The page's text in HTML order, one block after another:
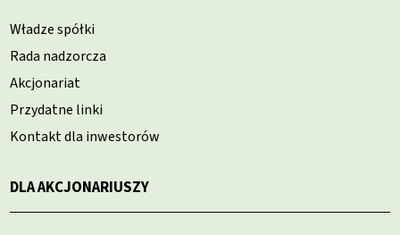
Władze spółki
Rada nadzorcza
Akcjonariat
Przydatne linki
Kontakt dla inwestorów
DLA AKCJONARIUSZY